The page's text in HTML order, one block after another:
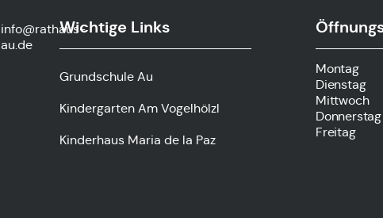
info@rathaus-
au.de
Wichtige Links
Grundschule Au
Kindergarten Am Vogelhölzl
Kinderhaus Maria de la Paz
Montag
Dienstag
Mittwoch
Donnerstag
Freitag